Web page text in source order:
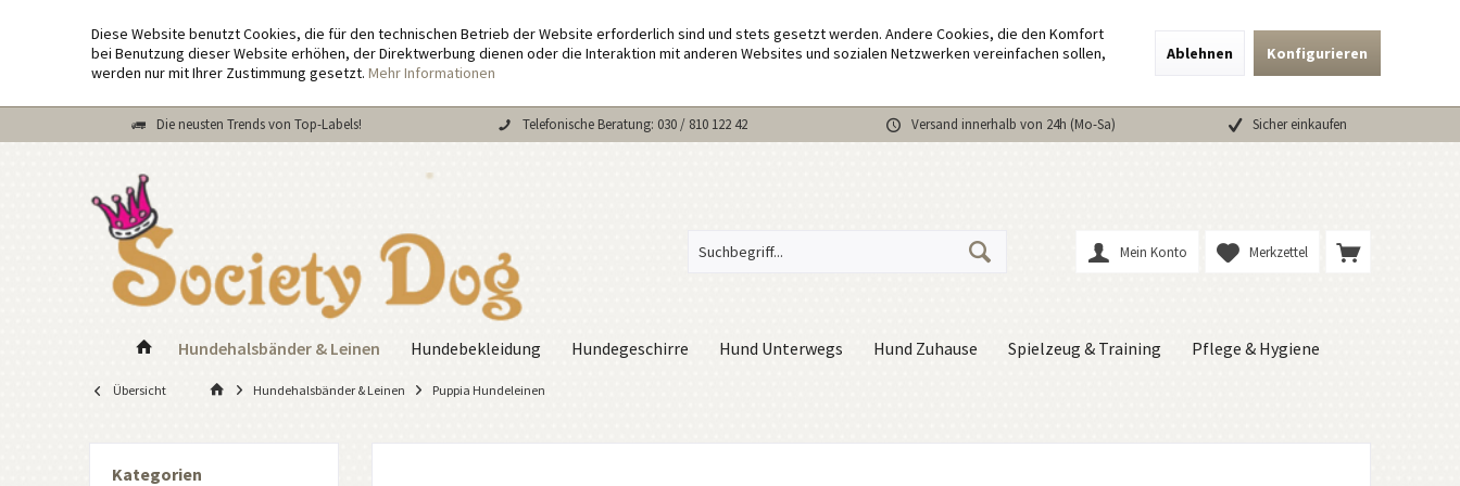
Diese Website benutzt Cookies, die für den technischen Betrieb der Website erforderlich sind und stets gesetzt werden. Andere Cookies, die den Komfort
bei Benutzung dieser Website erhöhen, der Direktwerbung dienen oder die Interaktion mit anderen Websites und sozialen Netzwerken vereinfachen sollen,
werden nur mit Ihrer Zustimmung gesetzt. Mehr Informationen
Ablehnen Konfigurieren
Die neusten Trends von Top-Labels! Telefonische Beratung: 030 / 810 122 42 Versand innerhalb von 24h (Mo-Sa) Sicher einkaufen
Merkzettel
Mein Konto
Hundehalsbänder & Leinen Hundebekleidung Hundegeschirre Hund Unterwegs Hund Zuhause Spielzeug & Training Pflege & Hygiene
Übersicht Hundehalsbänder & Leinen Puppia Hundeleinen
Kategorien